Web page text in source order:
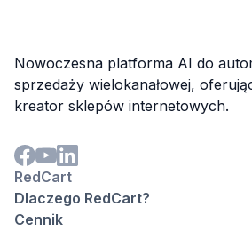
Nowoczesna platforma AI do
sprzedaży wielokanałowej,
kreator sklepów internetowych.
RedCart
Dlaczego RedCart?
Cennik